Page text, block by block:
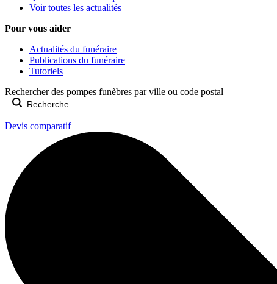
Voir toutes les actualités
Pour vous aider
Actualités du funéraire
Publications du funéraire
Tutoriels
Rechercher des pompes funèbres par ville ou code postal
Devis comparatif